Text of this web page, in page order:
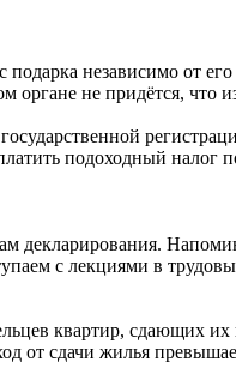
независимо от
органе не придётся, что
подоходный налог
декларирования.
с лекциями в
квартир, сдающих
от сдачи жилья